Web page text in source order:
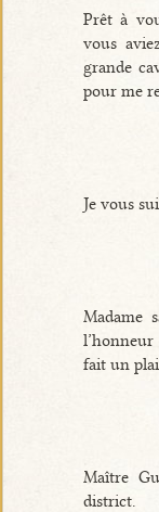
Prêt à
vous
grande
pour me
Je vous
Madame
fait un
Maître
district.